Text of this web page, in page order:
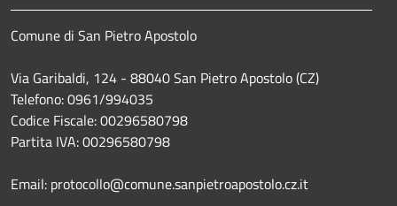
Comune di San Pietro Apostolo
Via Garibaldi, 124 - 88040 San Pietro Apostolo (CZ)
Telefono: 0961/994035
Codice Fiscale: 00296580798
Partita IVA: 00296580798
Email: protocollo@comune.sanpietroapostolo.cz.it